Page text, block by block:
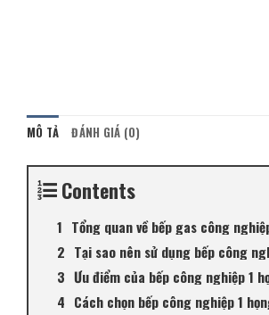
MÔ TẢ ĐÁNH GIÁ (0)
Contents
Tổng quan về bếp gas công
Tại sao nên sử dụng bếp công
Ưu điểm của bếp công nghiệp 1
Cách chọn bếp công nghiệp 1